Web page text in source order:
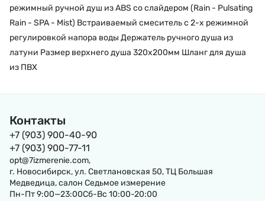
режимный ручной душ из ABS cо слайдером (Rain - Pulsating
Rain - SPA - Mist) Встраиваемый смеситель c 2-х режимной
регулировкой напора воды Держатель ручного душа из
латуни Размер верхнего душа 320x200мм Шланг для душа
из ПВХ
Контакты
+7 (903) 900-40-90
+7 (903) 900-77-11
opt@7izmerenie.com,
г. Новосибирск, ул. Светлановская 50, ТЦ Большая
Медведица, салон Седьмое измерение
Пн-Пт 9:00—23:00Сб-Вс 10:00-20:00